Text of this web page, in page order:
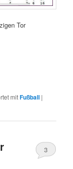
Tor
mitFußball |
3